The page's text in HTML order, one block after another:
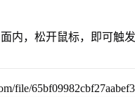
内，松开鼠标，即可触发